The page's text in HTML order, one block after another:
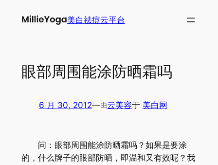
美白祛痘云平台
眼部周围能涂防晒霜吗
6 月 30, 2012—由云美容于 美白网
问：眼部周围能涂防晒霜吗？如果是要涂
的，什么牌子的眼部防晒，即温和又有效呢？我